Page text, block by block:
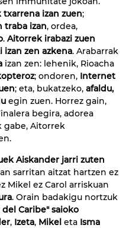
izan zuen;
traba izan, ordea,
. Aitorrek irabazi zuen
izan zen azkena. Arabarrak
izan zen: lehenik, Rioacha
; ondoren, Internet
; eta, bukatzeko, afaldu,
egin zuen. Horrez gain,
begira, adorea
gabe, Aitorrek
Aiskander jarri zuten
sarritan aitzat hartzen ez
Mikel ez Carol arriskuan
. Orain badakigu nortzuk
Caribe" saioko
, Izeta, Mikel eta Isma